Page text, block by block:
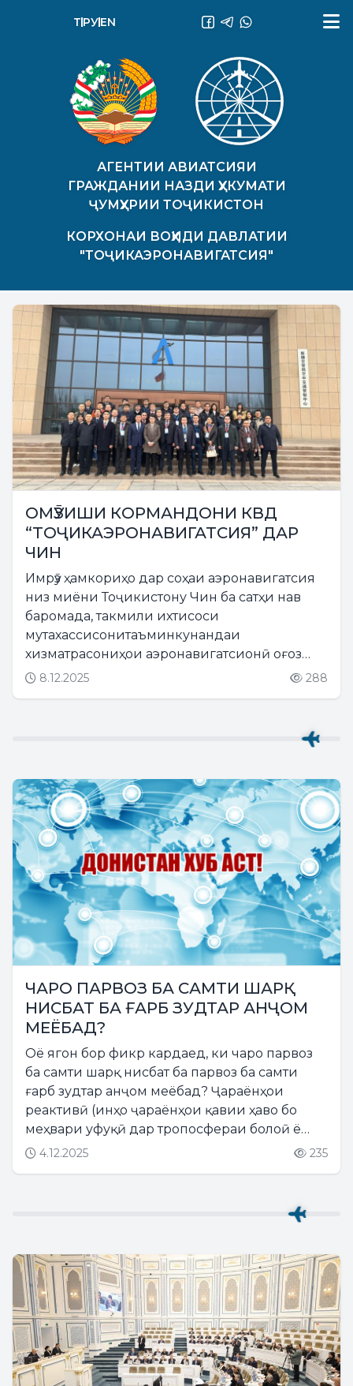
АГЕНТИИ АВИАТСИЯИ
ГРАЖДАНИИ НАЗДИ ҲУКУМАТИ
ҶУМҲУРИИ ТОҶИКИСТОН
КОРХОНАИ ВОҲИДИ ДАВЛАТИИ
"ТОҶИКАЭРОНАВИГАТСИЯ"
ТҶ РУEN
ОМӮЗИШИ КОРМАНДОНИ КВД
“ТОҶИКАЭРОНАВИГАТСИЯ” ДАР
ЧИН
Имрӯз ҳамкориҳо дар соҳаи аэронавигатсия
низ миёни Тоҷикистону Чин ба сатҳи нав
баромада, такмили ихтисоси
мутахассисонитаъминкунандаи
хизматрасониҳои аэронавигатсионӣ оғоз
гардид....
8.12.2025 288
ЧАРО ПАРВОЗ БА САМТИ ШАРҚ
НИСБАТ БА ҒАРБ ЗУДТАР АНҶОМ
МЕЁБАД?
Оё ягон бор фикр кардаед, ки чаро парвоз
ба самти шарқ нисбат ба парвоз ба самти
ғарб зудтар анҷом меёбад? Ҷараёнҳои
реактивӣ (инҳо ҷараёнҳои қавии ҳаво бо
меҳвари уфуқӣ дар тропосфераи болоӣ ё
стратосфераи поёнӣ мебошанд, ки бо
4.12.2025 235